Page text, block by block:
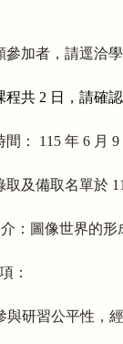
參加者，請逕洽
程共 2 日，請確
間： 115 年 6 月
取及備取名單於
：圖像世界的形
：
與研習公平性，